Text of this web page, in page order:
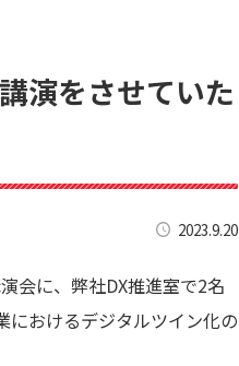
演をさせていた
2023.9.20
会に、弊社DX推進室で2名
おけるデジタルツイン化の